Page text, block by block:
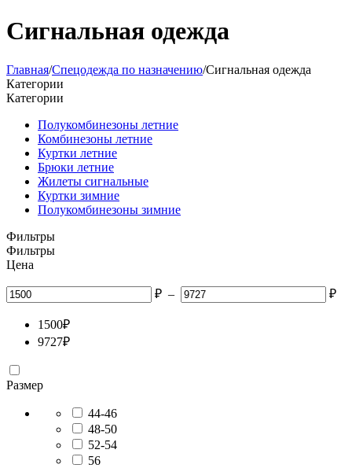
Сигнальная одежда
Главная/Спецодежда по назначению/Сигнальная одежда
Категории
Категории
Полукомбинезоны летние
Комбинезоны летние
Куртки летние
Брюки летние
Жилеты сигнальные
Куртки зимние
Полукомбинезоны зимние
Фильтры
Фильтры
Цена
₽ – ₽
1500₽
9727₽
Размер
44-46
48-50
52-54
56